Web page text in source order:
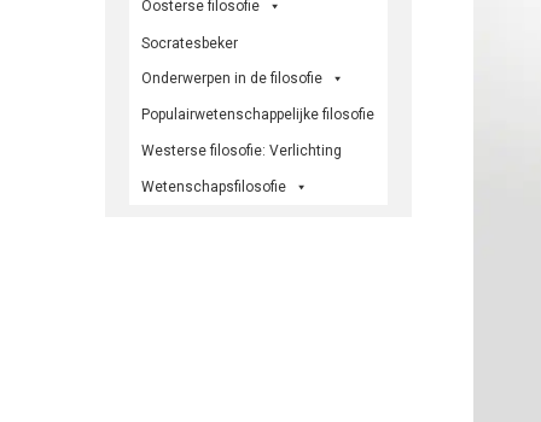
Oosterse filosofie
Socratesbeker
Onderwerpen in de filosofie
Populairwetenschappelijke filosofie
Westerse filosofie: Verlichting
Wetenschapsfilosofie